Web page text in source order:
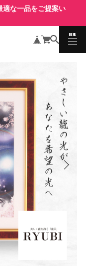
適な一品をご提案い
MENU
CLOSE